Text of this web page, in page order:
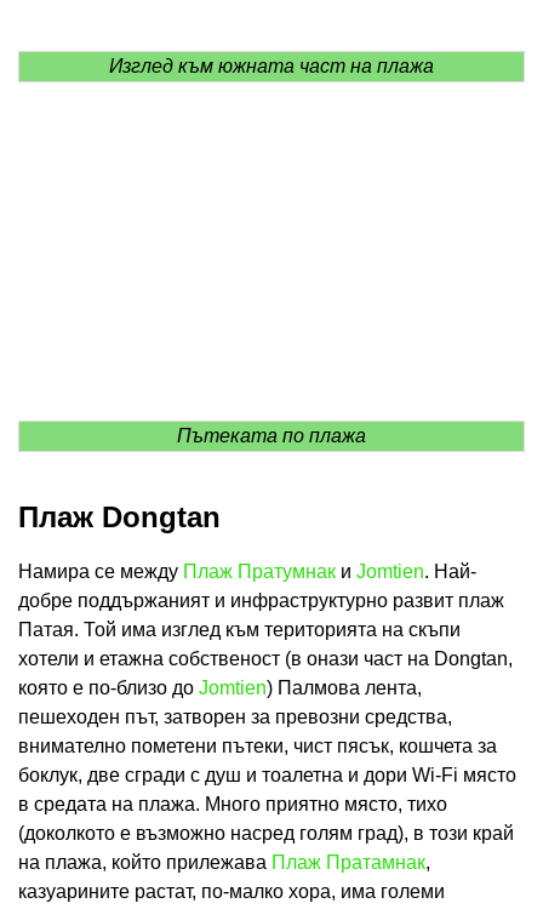
Изглед към южната част на плажа
Пътеката по плажа
Плаж Dongtan
Намира се между Плаж Пратумнак и Jomtien. Най-
добре поддържаният и инфраструктурно развит плаж
Патая. Той има изглед към територията на скъпи
хотели и етажна собственост (в онази част на Dongtan,
която е по-близо до Jomtien) Палмова лента,
пешеходен път, затворен за превозни средства,
внимателно пометени пътеки, чист пясък, кошчета за
боклук, две сгради с душ и тоалетна и дори Wi-Fi място
в средата на плажа. Много приятно място, тихо
(доколкото е възможно насред голям град), в този край
на плажа, който прилежава Плаж Пратамнак,
казуарините растат, по-малко хора, има големи